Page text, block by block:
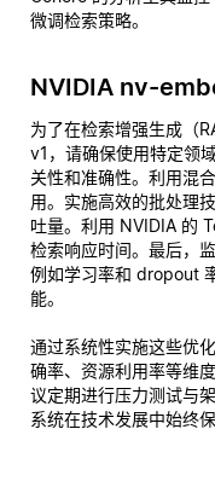
微调检索策略。
NVIDIA nv-
为了在检索增强生成（
v1，请确保使用特定领
关性和准确性。利用混
用。实施高效的批处理
吐量。利用 NVIDIA 的
检索响应时间。最后，
例如学习率和 dropout
能。
通过系统性实施这些优
确率、资源利用率等维
议定期进行压力测试与
系统在技术发展中始终